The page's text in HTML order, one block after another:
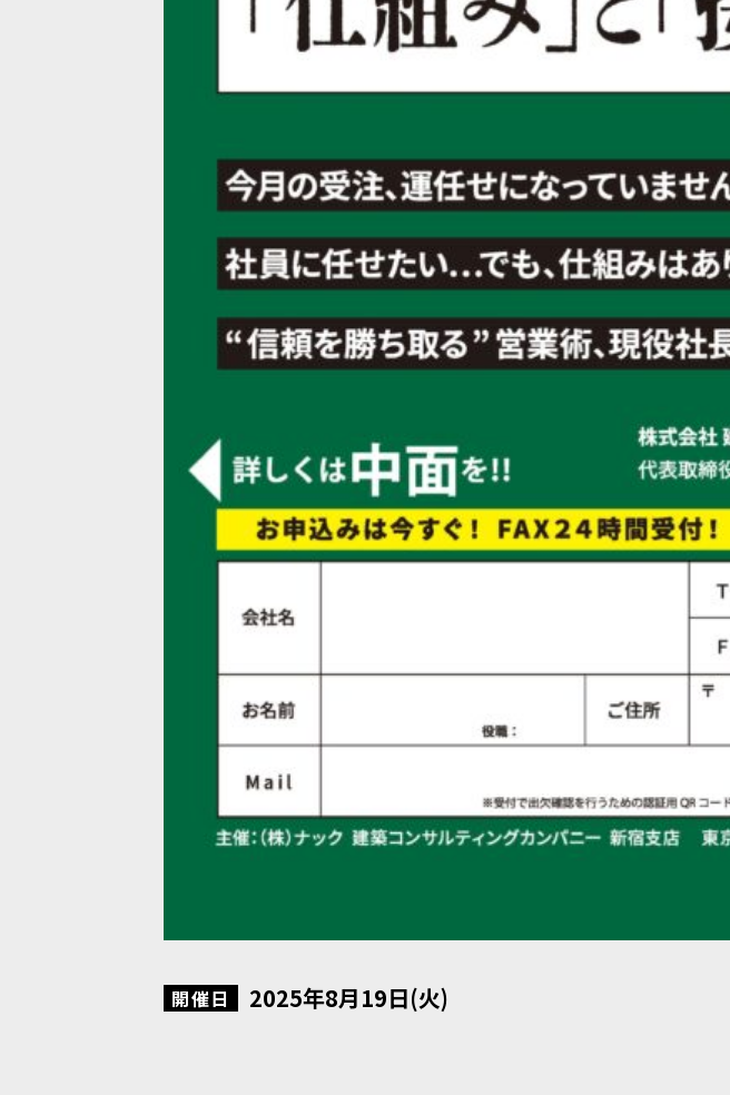
開催日 2025年8月19日(火)